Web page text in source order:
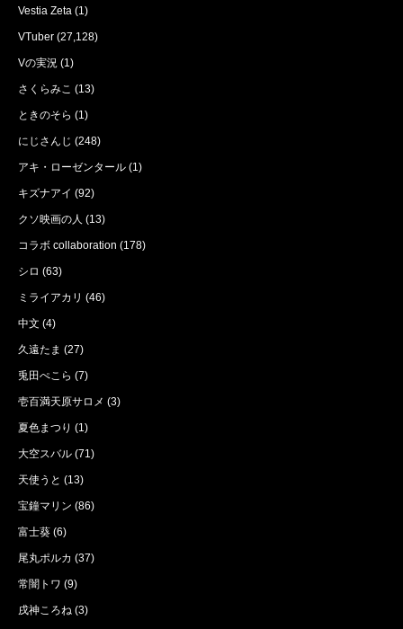
Vestia Zeta (1)
VTuber (27,128)
Vの実況 (1)
さくらみこ (13)
ときのそら (1)
にじさんじ (248)
アキ・ローゼンタール (1)
キズナアイ (92)
クソ映画の人 (13)
コラボ collaboration (178)
シロ (63)
ミライアカリ (46)
中文 (4)
久遠たま (27)
兎田ぺこら (7)
壱百満天原サロメ (3)
夏色まつり (1)
大空スバル (71)
天使うと (13)
宝鐘マリン (86)
富士葵 (6)
尾丸ポルカ (37)
常闇トワ (9)
戌神ころね (3)